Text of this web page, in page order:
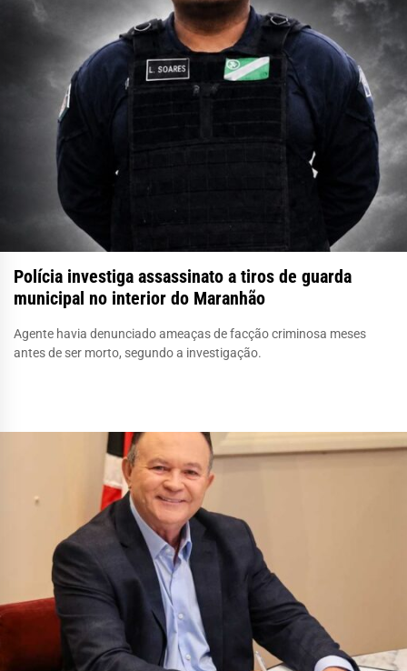
Polícia investiga assassinato a tiros de guarda
municipal no interior do Maranhão
Agente havia denunciado ameaças de facção criminosa meses
antes de ser morto, segundo a investigação.